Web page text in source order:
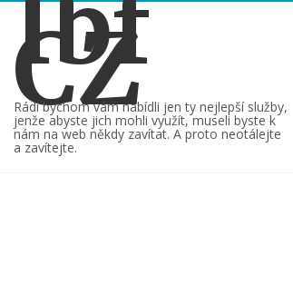
Ibf
CZ
Rádi bychom vám nabídli jen ty nejlepší služby,
jenže abyste jich mohli využít, museli byste k
nám na web někdy zavítat. A proto neotálejte
a zavítejte.